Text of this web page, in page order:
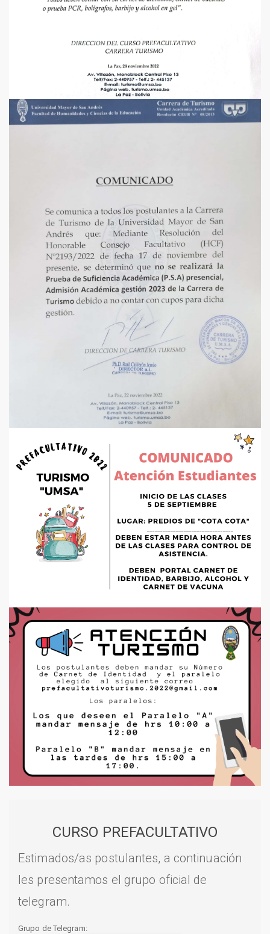
CURSO PREFACULTATIVO
Estimados/as postulantes, a continuación
les presentamos el grupo oficial de
telegram.
Grupo de Telegram: